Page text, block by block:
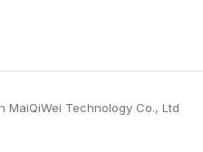
MaiQiWei Technology Co., Ltd